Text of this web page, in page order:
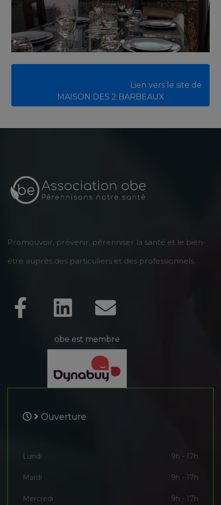
							Lien vers le site de
MAISON DES 2 BARBEAUX
Promouvoir, prévenir, pérenniser la santé et le bien-
être auprès des particuliers et des professionnels.
obe est membre
Ouverture
Lundi 9h - 17h
Mardi 9h - 17h
Mercredi 9h - 17h